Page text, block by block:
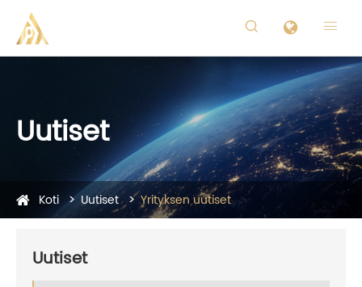
 
Uutiset
Koti Uutiset Yrityksen uutiset
Uutiset